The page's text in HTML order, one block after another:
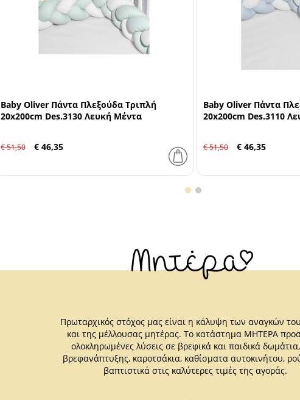
Baby Oliver Πάντα Πλεξούδα Τριπλή
20x200cm Des.3130 Λευκή Μέντα
€ 51,50 € 46,35
Baby Oliver Πάντα
20x200cm Des.3110
€ 51,50 € 46,35
Πρωταρχικός στόχος μας είναι η κάλυψη των αναγκών
και της μέλλουσας μητέρας. Το κατάστημα ΜΗΤΕΡΑ
ολοκληρωμένες λύσεις σε βρεφικά και παιδικά
βρεφανάπτυξης, καροτσάκια, καθίσματα αυτοκινήτου,
βαπτιστικά στις καλύτερες τιμές της αγοράς.